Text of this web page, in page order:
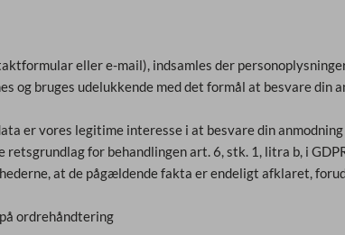
eller e-mail), indsamles der
og bruges udelukkende med det formål at besvare
er vores legitime interesse i at besvare din
retsgrundlag for behandlingen art. 6, stk. 1, litra b, i
at de pågældende fakta er endeligt afklaret,
ordrehåndtering